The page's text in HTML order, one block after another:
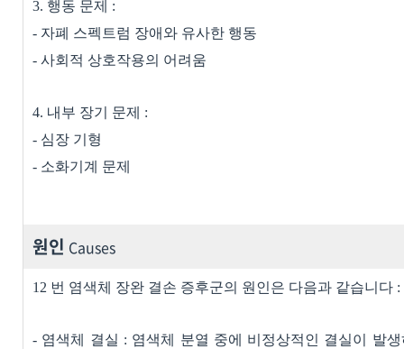
3. 행동 문제 :
- 자폐 스펙트럼 장애와 유사한 행동
- 사회적 상호작용의 어려움
4. 내부 장기 문제 :
- 심장 기형
- 소화기계 문제
원인 Causes
12 번 염색체 장완 결손 증후군의 원인은 다음과 같습니다 :
- 염색체 결실 : 염색체 분열 중에 비정상적인 결실이 발